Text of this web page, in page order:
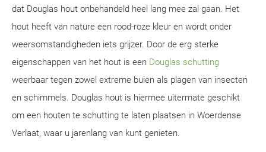
dat Douglas hout onbehandeld heel lang mee zal gaan. Het
hout heeft van nature een rood-roze kleur en wordt onder
weersomstandigheden iets grijzer. Door de erg sterke
eigenschappen van het hout is een Douglas schutting
weerbaar tegen zowel extreme buien als plagen van insecten
en schimmels. Douglas hout is hiermee uitermate geschikt
om een houten te schutting te laten plaatsen in Woerdense
Verlaat, waar u jarenlang van kunt genieten.